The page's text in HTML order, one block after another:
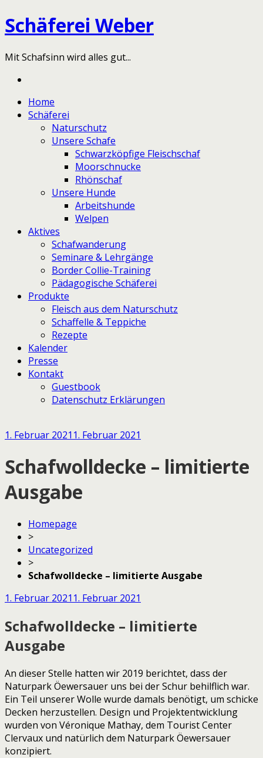
Schäferei Weber
Mit Schafsinn wird alles gut...
Home
Schäferei
Naturschutz
Unsere Schafe
Schwarzköpfige Fleischschaf
Moorschnucke
Rhönschaf
Unsere Hunde
Arbeitshunde
Welpen
Aktives
Schafwanderung
Seminare & Lehrgänge
Border Collie-Training
Pädagogische Schäferei
Produkte
Fleisch aus dem Naturschutz
Schaffelle & Teppiche
Rezepte
Kalender
Presse
Kontakt
Guestbook
Datenschutz Erklärungen
1. Februar 2021 1. Februar 2021
Schafwolldecke – limitierte
Ausgabe
Homepage
>
Uncategorized
>
Schafwolldecke – limitierte Ausgabe
1. Februar 2021 1. Februar 2021
Schafwolldecke – limitierte
Ausgabe
An dieser Stelle hatten wir 2019 berichtet, dass der
Naturpark Öewersauer uns bei der Schur behilflich war.
Ein Teil unserer Wolle wurde damals benötigt, um schicke
Decken herzustellen. Design und Projektentwicklung
wurden von Véronique Mathay, dem Tourist Center
Clervaux und natürlich dem Naturpark Öewersauer
konzipiert.